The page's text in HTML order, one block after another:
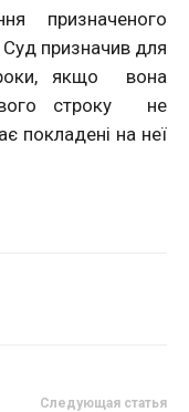
призначеного
Суд призначив для
якщо вона
строку не
покладені на неї
Следующая статья